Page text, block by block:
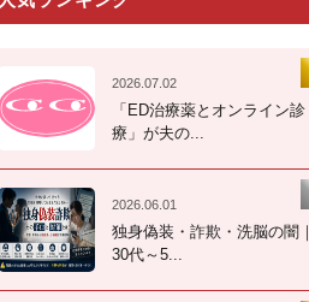
2026.07.02
「ED治療薬とオンライン診
療」が夫の...
2026.06.01
独身偽装・詐欺・洗脳の闇｜
30代～5...